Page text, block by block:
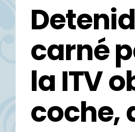
carné
la ITV
coche,